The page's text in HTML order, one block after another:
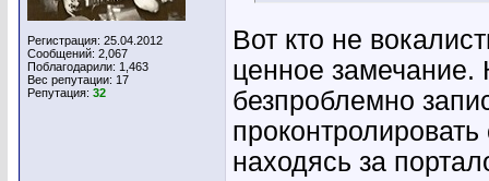
Регистрация: 25.04.2012
Сообщений: 2,067
Поблагодарили: 1,463
Вес репутации: 17
Репутация: 32
Вот кто не
ценное замечание.
безпроблемно
находясь за